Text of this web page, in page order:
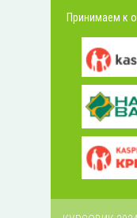
Принимаем к